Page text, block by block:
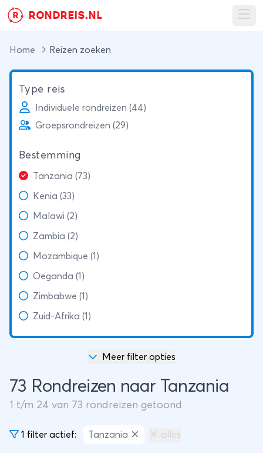
R RONDREIS.NL
Home Reizen zoeken
Type reis
Individuele rondreizen (44)
Groepsrondreizen (29)
Bestemming
Tanzania (73)
Kenia (33)
Malawi (2)
Zambia (2)
Mozambique (1)
Oeganda (1)
Zimbabwe (1)
Zuid-Afrika (1)
Meer filter opties
73 Rondreizen naar Tanzania
1 t/m 24 van 73 rondreizen getoond
1 filter actief: Tanzania alles